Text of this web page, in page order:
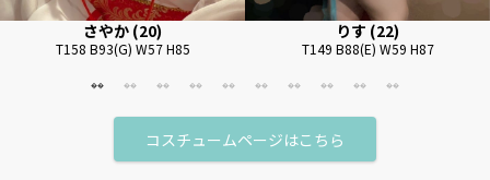
さやか (20)
T158 B93(G) W57 H85
りす (22)
T149 B88(E) W59 H87
コスチュームページはこちら